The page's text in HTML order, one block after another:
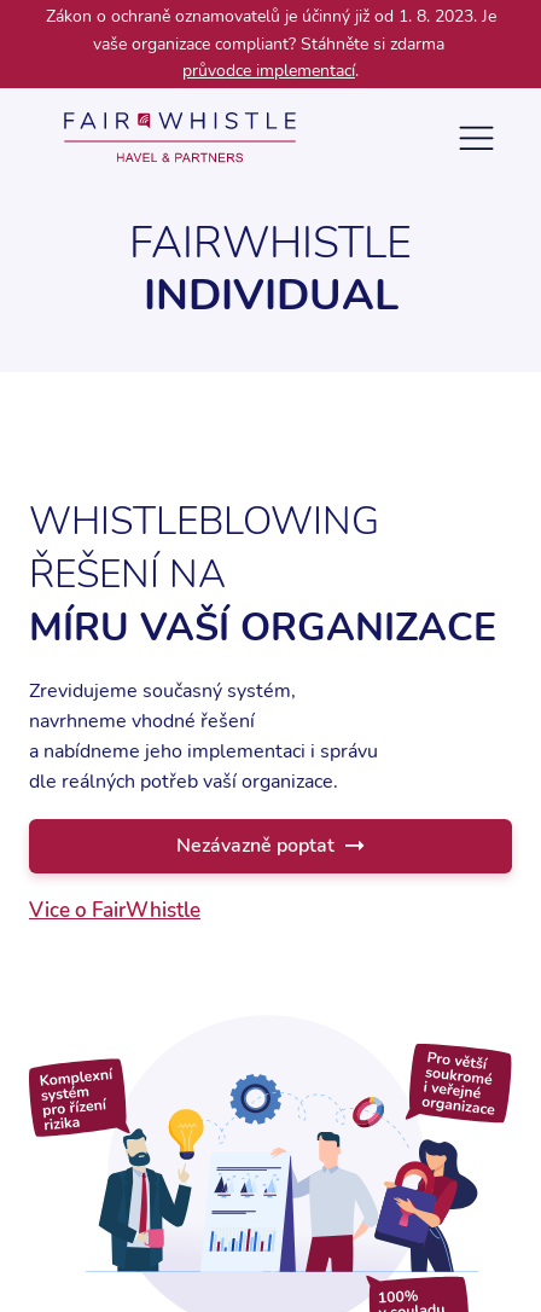
Zákon o ochraně oznamovatelů je účinný již od 1. 8. 2023. Je
vaše organizace compliant? Stáhněte si zdarma
průvodce implementací.
FAIRWHISTLE
INDIVIDUAL
WHISTLEBLOWING
ŘEŠENÍ NA
MÍRU VAŠÍ ORGANIZACE
Zrevidujeme současný systém,
navrhneme vhodné řešení
a nabídneme jeho implementaci i správu
dle reálných potřeb vaší organizace.
Nezávazně poptat
Vice o FairWhistle